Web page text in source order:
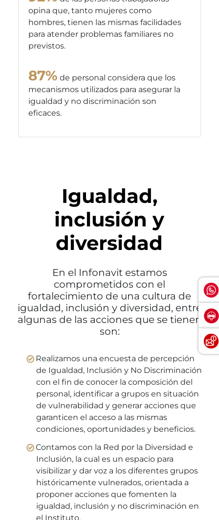
opina que, tanto mujeres como
hombres, tienen las mismas facilidades
para atender problemas familiares no
previstos.
87% de personal considera que los
mecanismos utilizados para asegurar la
igualdad y no discriminación son
eficaces.
Igualdad,
inclusión y
diversidad
En el Infonavit estamos
comprometidos con el
fortalecimiento de una cultura de
igualdad, inclusión y diversidad, entre
algunas de las acciones que se tienen
son:
Realizamos una encuesta de percepción
de Igualdad, Inclusión y No Discriminación
con el fin de conocer la composición del
personal, identificar a grupos en situación
de vulnerabilidad y generar acciones que
garanticen el acceso a las mismas
condiciones, oportunidades y beneficios.
Contamos con la Red por la Diversidad e
Inclusión, la cual es un espacio para
visibilizar y dar voz a los diferentes grupos
históricamente vulnerados, orientada a
proponer acciones que fomenten la
igualdad, inclusión y no discriminación en
el Instituto.